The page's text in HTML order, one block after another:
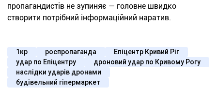
пропагандистів не зупиняє — головне швидко
створити потрібний інформаційний наратив.
1кр роспропаганда
Епіцентр Кривий Ріг
удар по Епіцентру
дроновий удар по Кривому Рогу
наслідки ударів дронами
будівельний гіпермаркет